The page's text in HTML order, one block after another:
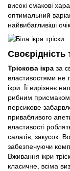
високі смакові
оптимальний
найвибагливіші
Своєрідність
Тріскова ікра за
властивостями не
ікри. Її вирізняє
рибним присмаком.
персикове
привабливого
властивості
салатів, закусок.
забезпечуючи
Вживання ікри
класичне, всіма